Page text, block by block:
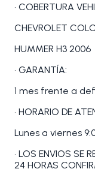
• COBERTURA
CHEVROLET
HUMMER H3 2006
• GARANTÍA:
1 mes frente a
• HORARIO DE
Lunes a viernes
• LOS ENVIOS SE
24 HORAS